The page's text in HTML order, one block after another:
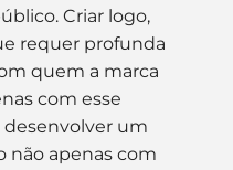
Criar logo,
requer profunda
quem a marca
com esse
um
não apenas com